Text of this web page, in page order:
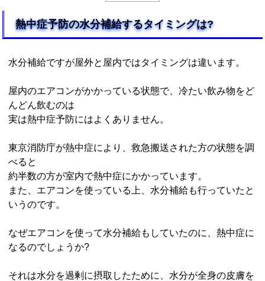
熱中症予防の水分補給するタイミングは?
水分補給ですが屋外と屋内ではタイミングは違います。
屋内のエアコンがかかっている状態で、冷たい飲み物をど
んどん飲むのは
実は熱中症予防にはよくありません。
東京消防庁が熱中症により、救急搬送された方の状態を調
べると
約半数の方が室内で熱中症にかかっています。
また、エアコンを使っている上、水分補給も行っていたと
いうのです。
なぜエアコンを使って水分補給もしていたのに、熱中症に
なるのでしょうか?
それは水分を過剰に摂取したために、水分が全身の皮膚を